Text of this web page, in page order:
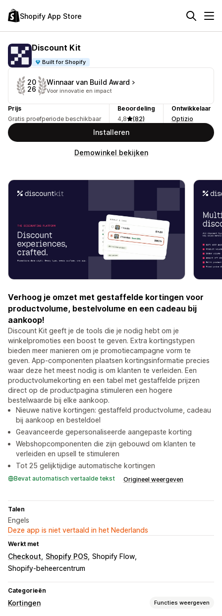
Shopify App Store
Discount Kit
Built for Shopify
20
26
Winnaar van Build Award
Voor innovatie en impact
Prijs
Gratis proefperiode beschikbaar
Beoordeling
4,8
(82)
Ontwikkelaar
Optizio
Installeren
Demowinkel bekijken
Verhoog je omzet met gestaffelde kortingen voor
productvolume, bestelvolume en een cadeau bij
aankoop!
Discount Kit geeft je de tools die je nodig hebt om je
winkelpromoties een boost te geven. Extra kortingstypen
bieden meer manieren om je promotiecampagne vorm te
geven. App-componenten plaatsen kortingsinformatie precies
waar deze het meest nodig is om klanten te verleiden. Een
productvolumekorting en een tabel met gestaffelde prijzen
direct op de productpagina stimuleren een hogere
bestelwaarde bij elke aankoop.
Nieuwe native kortingen: gestaffeld productvolume, cadeau
bij aankoop en besteldoel
Geavanceerde gepersonaliseerde aangepaste korting
Webshopcomponenten die zijn gebouwd om klanten te
verleiden en upsell te stimuleren
Tot 25 gelijktijdige automatische kortingen
Bevat automatisch vertaalde tekst Origineel weergeven
Talen
Engels
Deze app is niet vertaald in het Nederlands
Werkt met
Checkout Shopify POS Shopify Flow
Shopify-beheercentrum
Categorieën
Kortingen Functies weergeven